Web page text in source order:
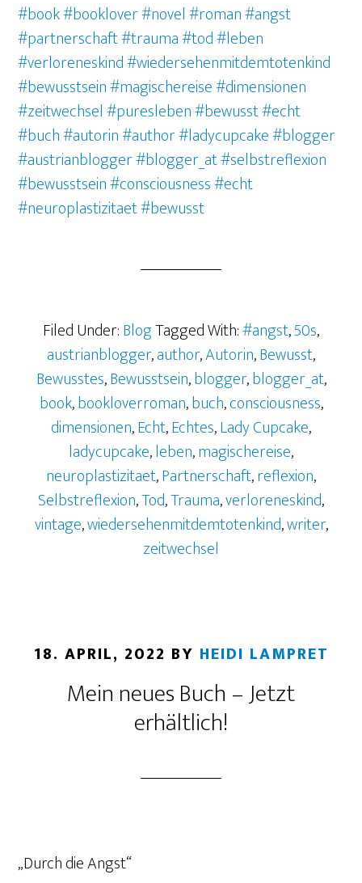
#book#booklover#novel#roman#angst
#partnerschaft #trauma #tod #leben
#verloreneskind #wiedersehenmitdemtotenkind
#bewusstsein #magischereise #dimensionen
#zeitwechsel #puresleben #bewusst #echt
#buch#autorin#author#ladycupcake#blogger
#austrianblogger#blogger_at#selbstreflexion
#bewusstsein#consciousness#echt
#neuroplastizitaet #bewusst
Filed Under:BlogTagged With:#angst,50s,
austrianblogger,author,Autorin,Bewusst,
Bewusstes,Bewusstsein,blogger,blogger_at,
book,bookloverroman,buch,consciousness,
dimensionen,Echt,Echtes,Lady Cupcake,
ladycupcake,leben,magischereise,
neuroplastizitaet,Partnerschaft,reflexion,
Selbstreflexion,Tod,Trauma,verloreneskind,
vintage,wiedersehenmitdemtotenkind,writer,
zeitwechsel
18. APRIL, 2022 BY HEIDI LAMPRET
Mein neues Buch – Jetzt
erhältlich!
„Durch die Angst“